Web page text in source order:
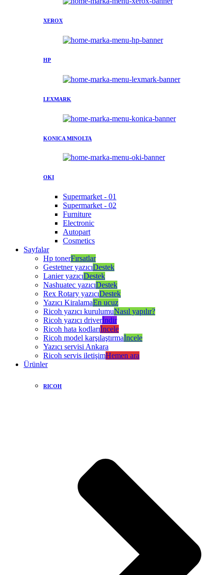
XEROX
HP
LEXMARK
KONICA MINOLTA
OKI
Supermarket - 01
Supermarket - 02
Furniture
Electronic
Autopart
Cosmetics
Sayfalar
Hp tonerFırsatlar
Gestetner yazıcıDestek
Lanier yazıcıDestek
Nashuatec yazıcıDestek
Rex Rotary yazıcıDestek
Yazıcı KiralamaEn ucuz
Ricoh yazıcı kurulumuNasıl yapılır?
Ricoh yazıcı driverİndir
Ricoh hata kodlarıİncele
Ricoh model karşılaştırmaİncele
Yazıcı servisi Ankara
Ricoh servis iletişimHemen ara
Ürünler
RICOH